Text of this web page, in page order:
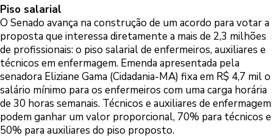
Piso salarial
O Senado avança na construção de um acordo para votar a
proposta que interessa diretamente a mais de 2,3 milhões
de profissionais: o piso salarial de enfermeiros, auxiliares e
técnicos em enfermagem. Emenda apresentada pela
senadora Eliziane Gama (Cidadania-MA) fixa em R$ 4,7 mil o
salário mínimo para os enfermeiros com uma carga horária
de 30 horas semanais. Técnicos e auxiliares de enfermagem
podem ganhar um valor proporcional, 70% para técnicos e
50% para auxiliares do piso proposto.